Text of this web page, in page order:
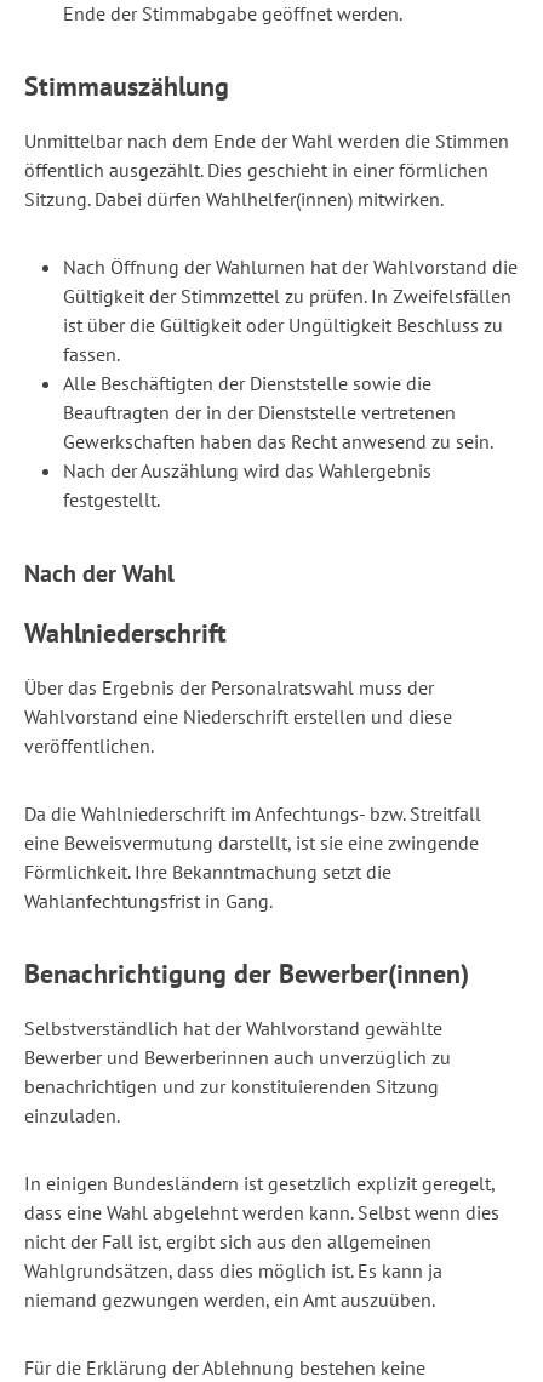
Ende der Stimmabgabe geöffnet werden.
Stimmauszählung
Unmittelbar nach dem Ende der Wahl werden die Stimmen
öffentlich ausgezählt. Dies geschieht in einer förmlichen
Sitzung. Dabei dürfen Wahlhelfer(innen) mitwirken.
Nach Öffnung der Wahlurnen hat der Wahlvorstand die
Gültigkeit der Stimmzettel zu prüfen. In Zweifelsfällen
ist über die Gültigkeit oder Ungültigkeit Beschluss zu
fassen.
Alle Beschäftigten der Dienststelle sowie die
Beauftragten der in der Dienststelle vertretenen
Gewerkschaften haben das Recht anwesend zu sein.
Nach der Auszählung wird das Wahlergebnis
festgestellt.
Nach der Wahl
Wahlniederschrift
Über das Ergebnis der Personalratswahl muss der
Wahlvorstand eine Niederschrift erstellen und diese
veröffentlichen.
Da die Wahlniederschrift im Anfechtungs- bzw. Streitfall
eine Beweisvermutung darstellt, ist sie eine zwingende
Förmlichkeit. Ihre Bekanntmachung setzt die
Wahlanfechtungsfrist in Gang.
Benachrichtigung der Bewerber(innen)
Selbstverständlich hat der Wahlvorstand gewählte
Bewerber und Bewerberinnen auch unverzüglich zu
benachrichtigen und zur konstituierenden Sitzung
einzuladen.
In einigen Bundesländern ist gesetzlich explizit geregelt,
dass eine Wahl abgelehnt werden kann. Selbst wenn dies
nicht der Fall ist, ergibt sich aus den allgemeinen
Wahlgrundsätzen, dass dies möglich ist. Es kann ja
niemand gezwungen werden, ein Amt auszuüben.
Für die Erklärung der Ablehnung bestehen keine